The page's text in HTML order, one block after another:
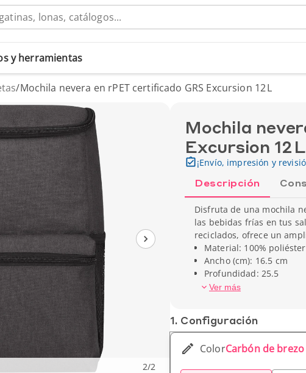
y herramientas
/Mochila nevera en rPET certificado GRS Excursion 12 L
2/2
Mochila
Excursion 12 L
¡Envío, impresión y
Descripción
Disfruta de una mochila
las bebidas frías en tus
reciclados, ofrece un
Material: 100%
Ancho (cm): 16.5 cm
Profundidad: 25.5
Peso unitario: 340 gr
Ver más
1. Conf­iguración
ColorCarbón de brezo